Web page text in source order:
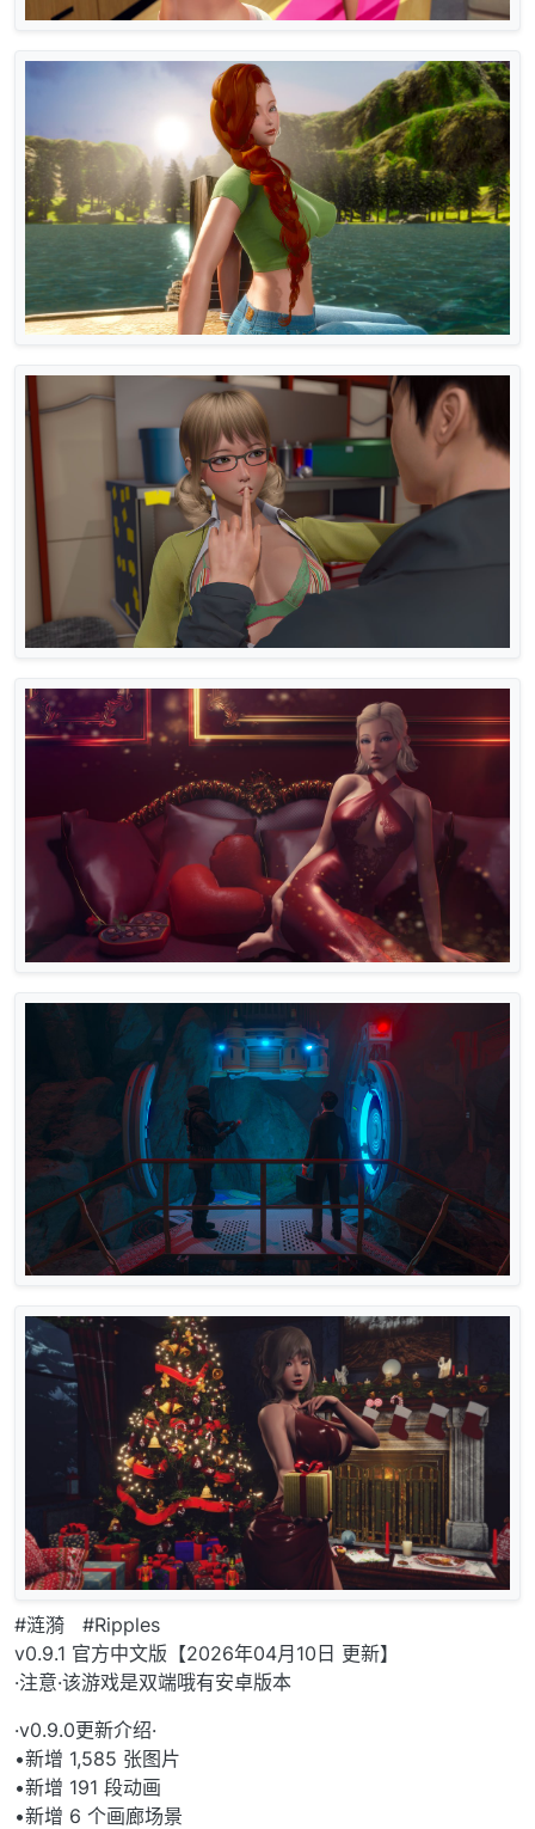
#涟漪 #Ripples
v0.9.1 官方中文版【2026年04月10日 更新】
·注意·该游戏是双端哦有安卓版本
·v0.9.0更新介绍·
•新增 1,585 张图片
•新增 191 段动画
•新增 6 个画廊场景